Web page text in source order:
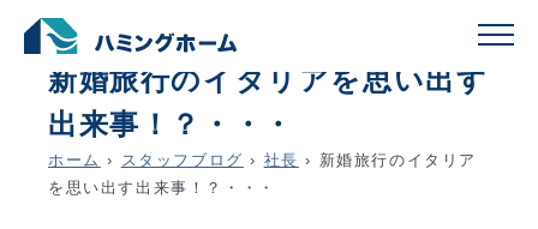
schedule
新婚旅行のイタリアを思い出す
出来事！？・・・
ホーム › スタッフブログ › 社長 › 新婚旅行のイタリア
を思い出す出来事！？・・・